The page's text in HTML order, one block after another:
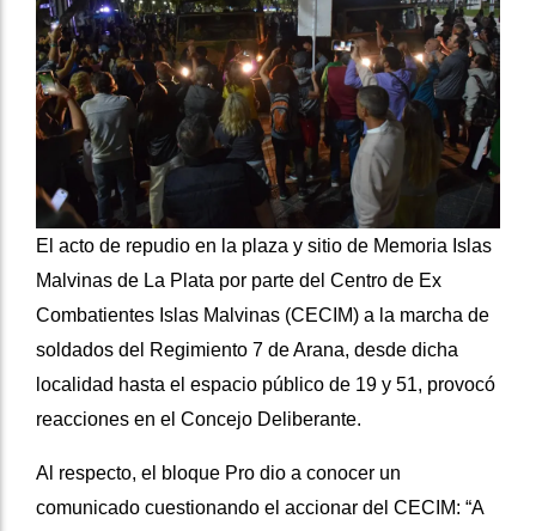
El acto de repudio en la plaza y sitio de Memoria Islas
Malvinas de La Plata por parte del Centro de Ex
Combatientes Islas Malvinas (CECIM) a la marcha de
soldados del Regimiento 7 de Arana, desde dicha
localidad hasta el espacio público de 19 y 51, provocó
reacciones en el Concejo Deliberante.
Al respecto, el bloque Pro dio a conocer un
comunicado cuestionando el accionar del CECIM: “A